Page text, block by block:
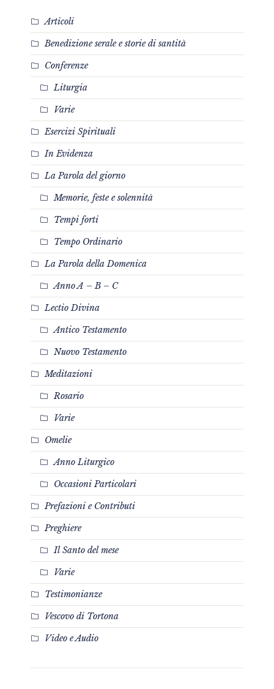
Articoli
Benedizione serale e storie di santità
Conferenze
Liturgia
Varie
Esercizi Spirituali
In Evidenza
La Parola del giorno
Memorie, feste e solennità
Tempi forti
Tempo Ordinario
La Parola della Domenica
Anno A – B – C
Lectio Divina
Antico Testamento
Nuovo Testamento
Meditazioni
Rosario
Varie
Omelie
Anno Liturgico
Occasioni Particolari
Prefazioni e Contributi
Preghiere
Il Santo del mese
Varie
Testimonianze
Vescovo di Tortona
Video e Audio